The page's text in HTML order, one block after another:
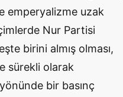
emperyalizme uzak
Nur Partisi
birini almış olması,
sürekli olarak
bir basınç